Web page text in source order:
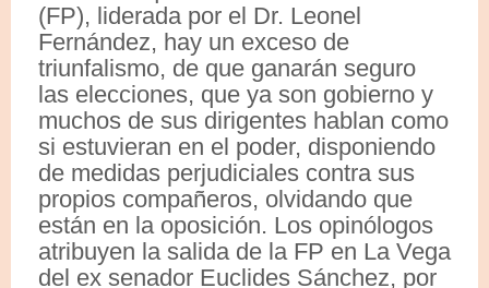
(FP), liderada por el Dr. Leonel
Fernández, hay un exceso de
triunfalismo, de que ganarán seguro
las elecciones, que ya son gobierno y
muchos de sus dirigentes hablan como
si estuvieran en el poder, disponiendo
de medidas perjudiciales contra sus
propios compañeros, olvidando que
están en la oposición. Los opinólogos
atribuyen la salida de la FP en La Vega
del ex senador Euclides Sánchez, por